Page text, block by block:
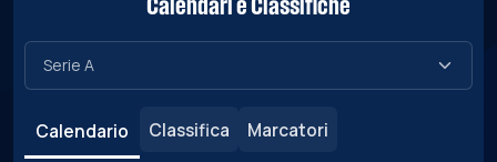
Calendari e Classifiche
Calendario Classifica Marcatori